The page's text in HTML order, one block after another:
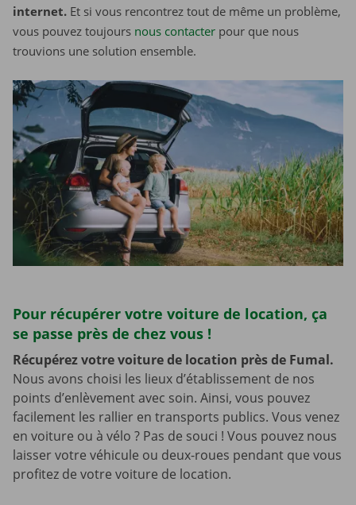
internet. Et si vous rencontrez tout de même un problème,
vous pouvez toujours nous contacter pour que nous
trouvions une solution ensemble.
Pour récupérer votre voiture de location, ça
se passe près de chez vous !
Récupérez votre voiture de location près de Fumal.
Nous avons choisi les lieux d’établissement de nos
points d’enlèvement avec soin. Ainsi, vous pouvez
facilement les rallier en transports publics. Vous venez
en voiture ou à vélo ? Pas de souci ! Vous pouvez nous
laisser votre véhicule ou deux-roues pendant que vous
profitez de votre voiture de location.